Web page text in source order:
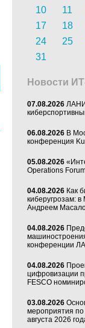
10
11
17
18
24
25
31
Новости
07.08.2026
06.08.2026 В
конференция
05.08.2026
Operations
04.08.2026 Как
киберугрозам:
Андреем
04.08.2026
конференции
04.08.2026
цифровизации
FESCO
03.08.2026
мероприятия
августа 2026